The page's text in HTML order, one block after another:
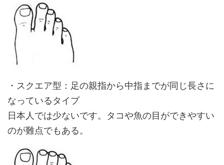
・スクエア型：足の親指から中指までが同じ長さに
なっているタイプ
日本人では少ないです。タコや魚の目ができやすい
のが難点でもある。